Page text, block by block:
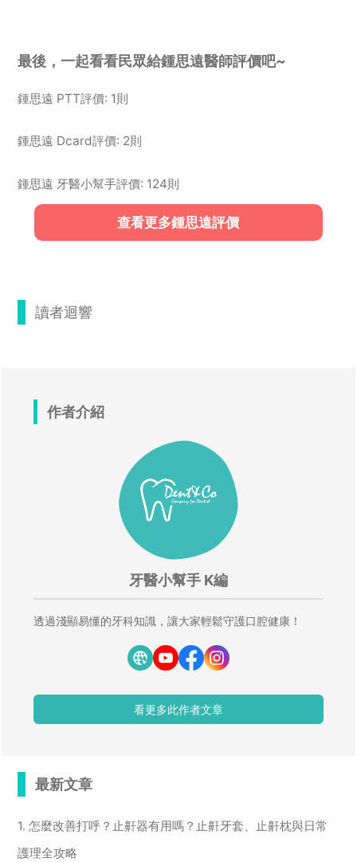
最後，一起看看民眾給鍾思遠醫師評價吧~
鍾思遠 PTT評價: 1則
鍾思遠 Dcard評價: 2則
鍾思遠 牙醫小幫手評價: 124則
查看更多鍾思遠評價
讀者迴響
作者介紹
牙醫小幫手 K編
透過淺顯易懂的牙科知識，讓大家輕鬆守護口腔健康！
看更多此作者文章
最新文章
1. 怎麼改善打呼？止鼾器有用嗎？止鼾牙套、止鼾枕與日常
護理全攻略